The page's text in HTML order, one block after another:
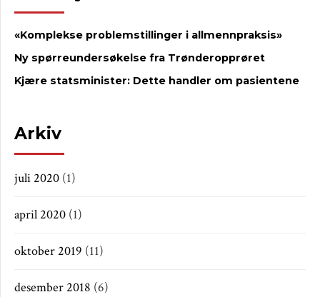
«Komplekse problemstillinger i allmennpraksis»
Ny spørreundersøkelse fra Trønderopprøret
Kjære statsminister: Dette handler om pasientene
Arkiv
juli 2020 (1)
april 2020 (1)
oktober 2019 (11)
desember 2018 (6)